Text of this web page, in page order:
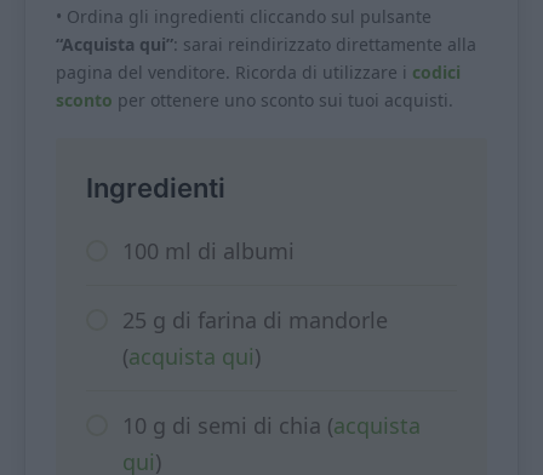
• Ordina gli ingredienti cliccando sul pulsante
“Acquista qui”: sarai reindirizzato direttamente alla
pagina del venditore. Ricorda di utilizzare i codici
sconto per ottenere uno sconto sui tuoi acquisti.
Ingredienti
100 ml di albumi
25 g di farina di mandorle
(acquista qui)
10 g di semi di chia (acquista
qui)